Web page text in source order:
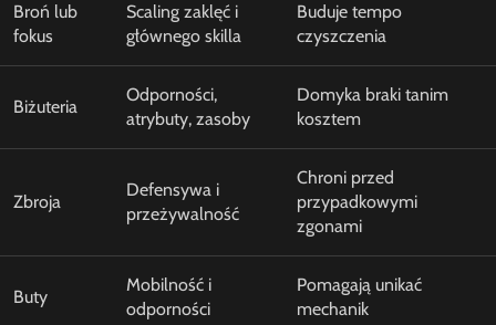
Broń lub
fokus
Scaling zaklęć i
głównego skilla
Buduje tempo
czyszczenia
Biżuteria
Odporności,
atrybuty, zasoby
Domyka braki tanim
kosztem
Zbroja
Defensywa i
przeżywalność
Chroni przed
przypadkowymi
zgonami
Buty
Mobilność i
odporności
Pomagają unikać
mechanik